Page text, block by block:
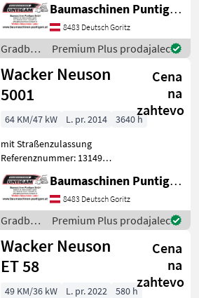
Baumaschinen Puntigam
GmbH Unser Spezialgebiet:
Ankauf - Verkauf -
Vermietung von
Baumaschinen Besuch
Baumaschinen Puntigam GmbH
8483 Deutsch Goritz
Gradbeni
stroji /
Wacker
Neuson
Premium Plus prodajalec
Wacker Neuson
5001
Cena
na
zahtevo
64 KM/47 kW L. pr. 2014
3640 h
mit Straßenzulassung
Referenznummer: 13149
GmbH Unser Spezialgebiet:
Ankauf - Verkauf -
Vermietung von
Baumaschinen Besuchen
Sie unsere B
Baumaschinen Puntigam GmbH
8483 Deutsch Goritz
Gradbeni
stroji /
Wacker
Neuson
Premium Plus prodajalec
Wacker Neuson
ET 58
Cena
na
zahtevo
49 KM/36 kW L. pr. 2022
580 h